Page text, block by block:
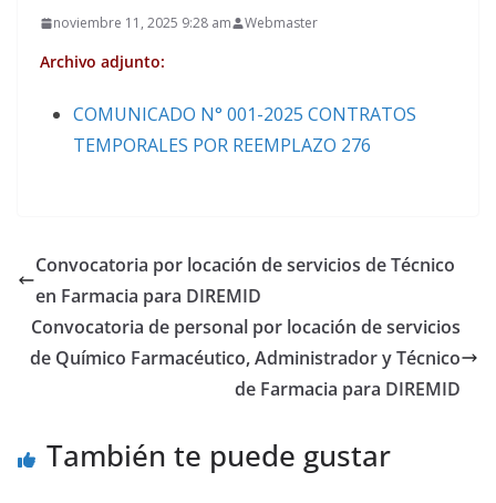
noviembre 11, 2025 9:28 am Webmaster
Archivo adjunto:
COMUNICADO N° 001-2025 CONTRATOS
TEMPORALES POR REEMPLAZO 276
Convocatoria por locación de servicios de Técnico
en Farmacia para DIREMID
Convocatoria de personal por locación de servicios
de Químico Farmacéutico, Administrador y Técnico
de Farmacia para DIREMID
También te puede gustar